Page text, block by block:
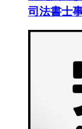
司法書士